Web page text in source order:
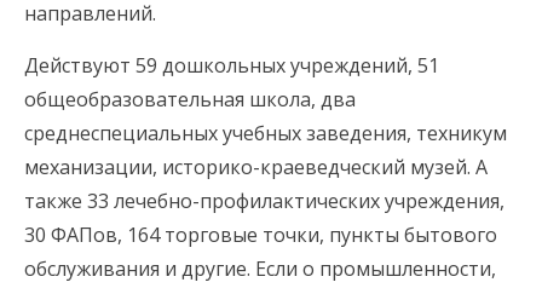
направлений.
Действуют 59 дошкольных учреждений, 51
общеобразовательная школа, два
среднеспециальных учебных заведения, техникум
механизации, историко-краеведческий музей. А
также 33 лечебно-профилактических учреждения,
30 ФАПов, 164 торговые точки, пункты бытового
обслуживания и другие. Если о промышленности,